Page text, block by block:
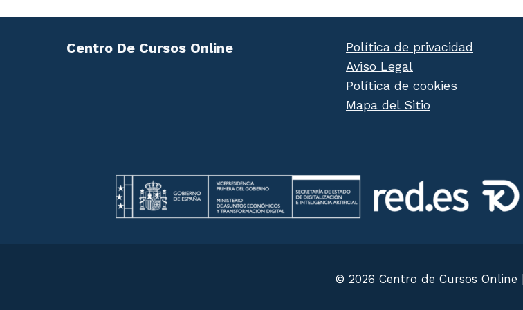
Centro De Cursos Online
Política de privacidad
Aviso Legal
Política de cookies
Mapa del Sitio
© 2026 Centro de Cursos Online |